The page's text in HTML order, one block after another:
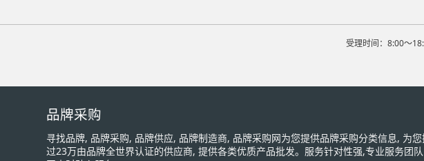
受理时间：8:00～
品牌采购
寻找品牌, 品牌采购, 品牌供应, 品牌制造商, 品牌采购网为您提供品牌采购分类信息, 为您
过23万由品牌全世界认证的供应商, 提供各类优质产品批发。服务针对性强,专业服务团